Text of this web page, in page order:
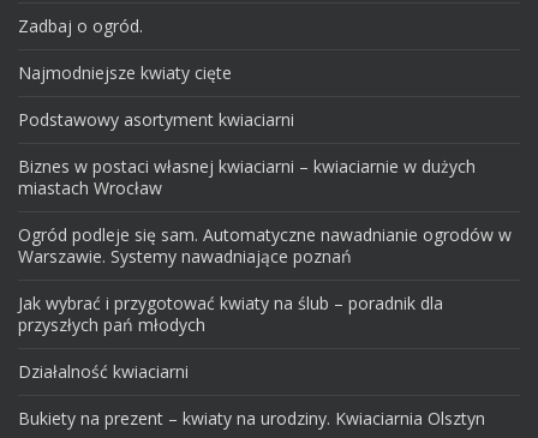
Zadbaj o ogród.
Najmodniejsze kwiaty cięte
Podstawowy asortyment kwiaciarni
Biznes w postaci własnej kwiaciarni – kwiaciarnie w dużych
miastach Wrocław
Ogród podleje się sam. Automatyczne nawadnianie ogrodów w
Warszawie. Systemy nawadniające poznań
Jak wybrać i przygotować kwiaty na ślub – poradnik dla
przyszłych pań młodych
Działalność kwiaciarni
Bukiety na prezent – kwiaty na urodziny. Kwiaciarnia Olsztyn